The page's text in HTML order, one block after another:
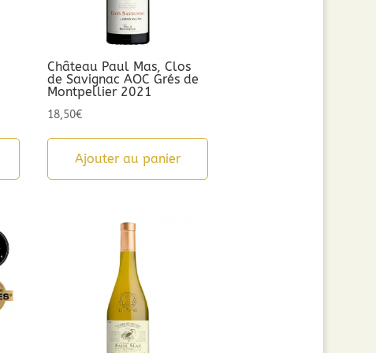
Château Paul Mas, Clos
de Savignac AOC Grés de
Montpellier 2021
18,50€
Ajouter au panier